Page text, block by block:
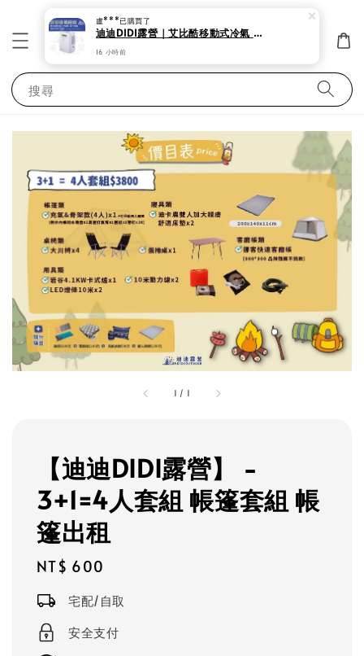
搜尋
1 / 1
【迪迪DIDI露營】 -
3+1=4人套組 帳篷套組 帳
篷出租
Regular
NT$ 600
宅配/自取
安全支付
盧***已購買了
迪迪DIDI露營｜艾比酷移動式冷氣 露營 帳蓬出租 夏天必備 艾比酷移動式冷氣 低瓦數。
16 小時前